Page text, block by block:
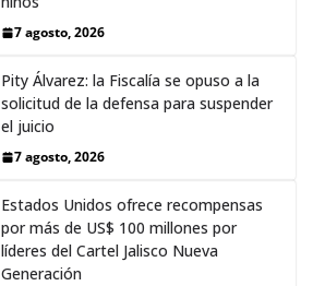
7 agosto, 2026
Pity Álvarez: la Fiscalía se opuso a la
solicitud de la defensa para suspender
el juicio
7 agosto, 2026
Estados Unidos ofrece recompensas
por más de US$ 100 millones por
líderes del Cartel Jalisco Nueva
Generación